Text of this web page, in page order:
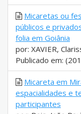
Micaretas ou
públicos e
folia em Goiânia
por: XAVIER,
Publicado em:
Micareta em
espacialidades e
participantes